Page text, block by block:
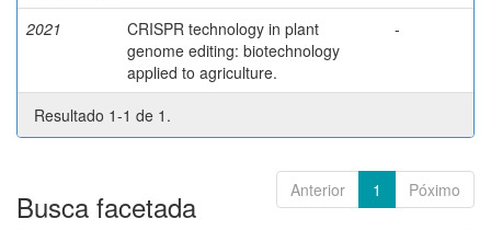
2021
CRISPR technology in plant
genome editing: biotechnology
applied to agriculture.
-
Resultado 1-1 de 1.
Anterior 1 Póximo
Busca facetada